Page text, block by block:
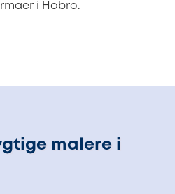
i Hobro.
malere i